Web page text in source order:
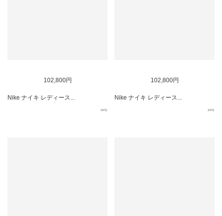
102,800円
Nike ナイキ レディース...
asty
102,800円
Nike ナイキ レディース...
asty